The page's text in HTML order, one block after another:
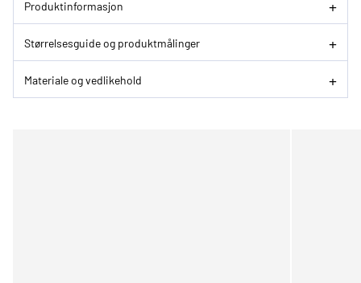
Produktinformasjon
Størrelsesguide og produktmålinger
Materiale og vedlikehold